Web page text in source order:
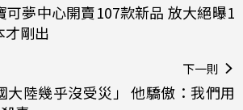
可夢中心開賣107款新品 放大絕曝1
才剛出
下一則
大陸幾乎沒受災」 他驕傲：我們用